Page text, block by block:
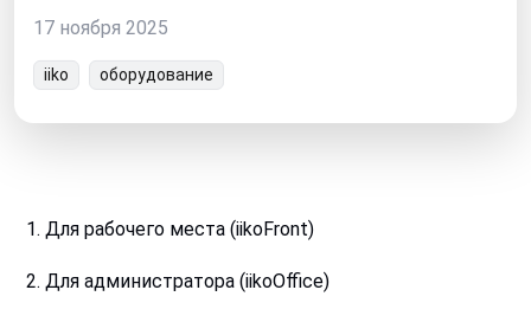
17 ноября 2025
iiko оборудование
1. Для рабочего места (iikoFront)
2. Для администратора (iikoOffice)